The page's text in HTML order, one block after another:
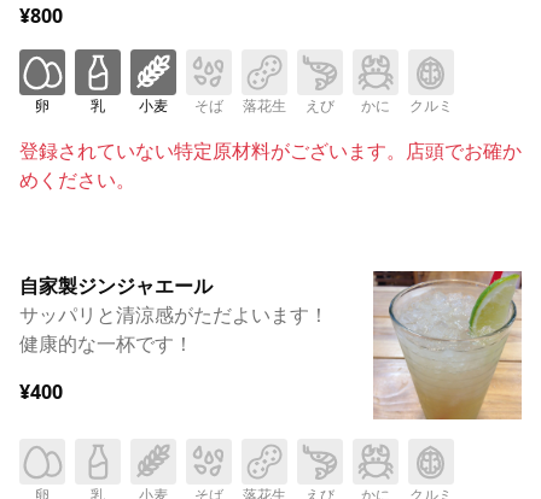
¥800
卵 乳 小麦 そば 落花生 えび かに クルミ
登録されていない特定原材料がございます。店頭でお確か
めください。
自家製ジンジャエール
サッパリと清涼感がただよいます！
健康的な一杯です！
¥400
卵 乳 小麦 そば 落花生 えび かに クルミ